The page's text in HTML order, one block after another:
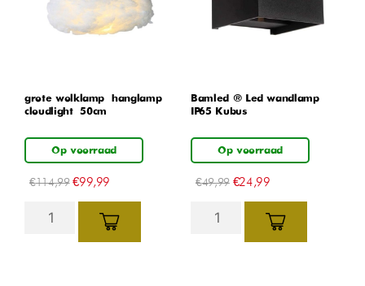
grote wolklamp – hanglamp –
cloudlight – 50cm
Op voorraad
€114,99 €99,99
Bamled ® Led wandlamp
IP65 Kubus
Op voorraad
€49,99 €24,99